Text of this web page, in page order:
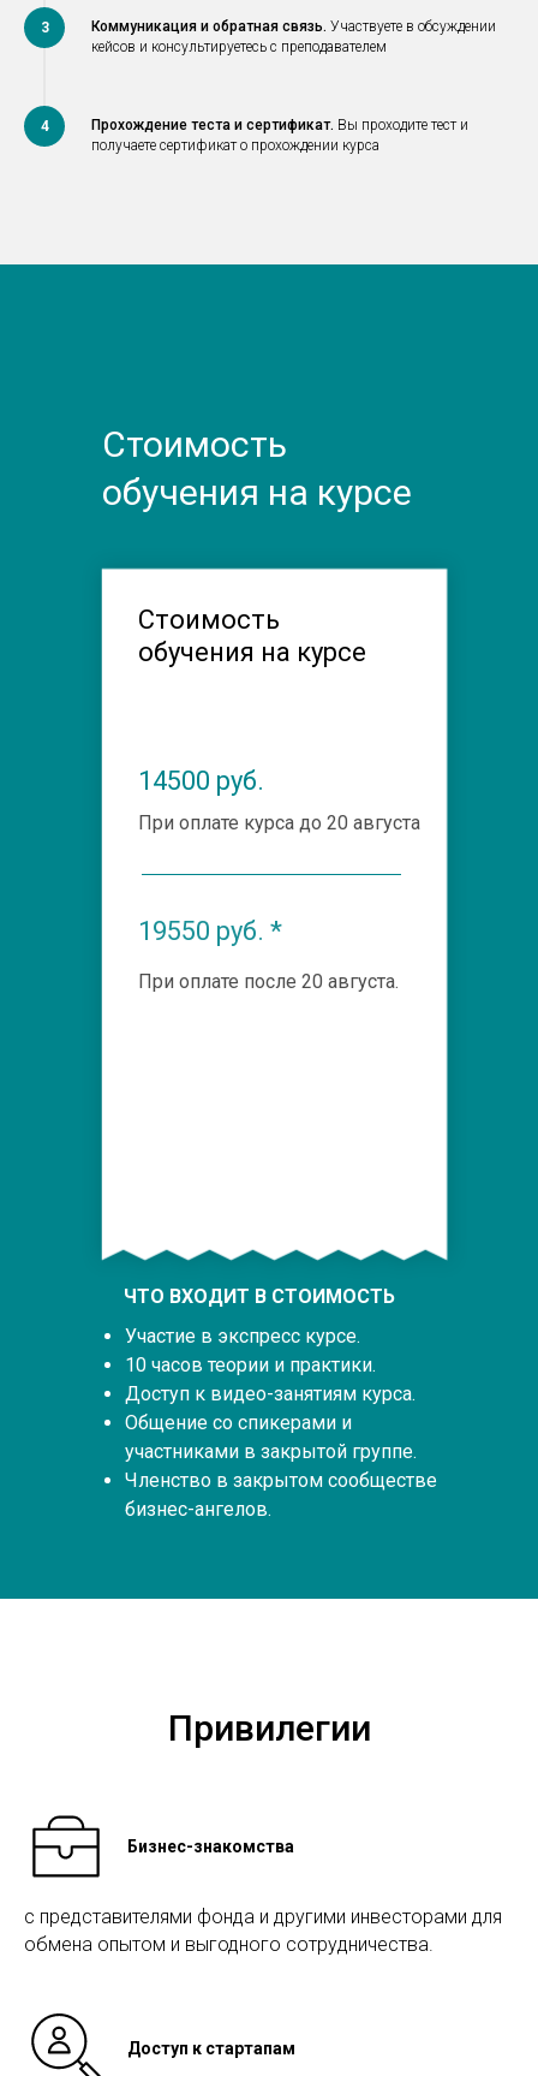
3 Коммуникация и обратная связь. Участвуете в обсуждении
кейсов и консультируетесь с преподавателем
4 Прохождение теста и сертификат. Вы проходите тест и
получаете сертификат о прохождении курса
14500 руб.
Участие в экспресс курсе.
10 часов теории и практики.
Доступ к видео-занятиям курса.
Общение со спикерами и
участниками в закрытой группе.
Членство в закрытом сообществе
бизнес-ангелов.
Стоимость
обучения на курсе
Стоимость
обучения на курсе
19550 руб. *
При оплате после 20 августа.
При оплате курса до 20 августа
ЧТО ВХОДИТ В СТОИМОСТЬ
Привилегии
Бизнес-знакомства
с представителями фонда и другими инвесторами для
обмена опытом и выгодного сотрудничества.
Доступ к стартапам